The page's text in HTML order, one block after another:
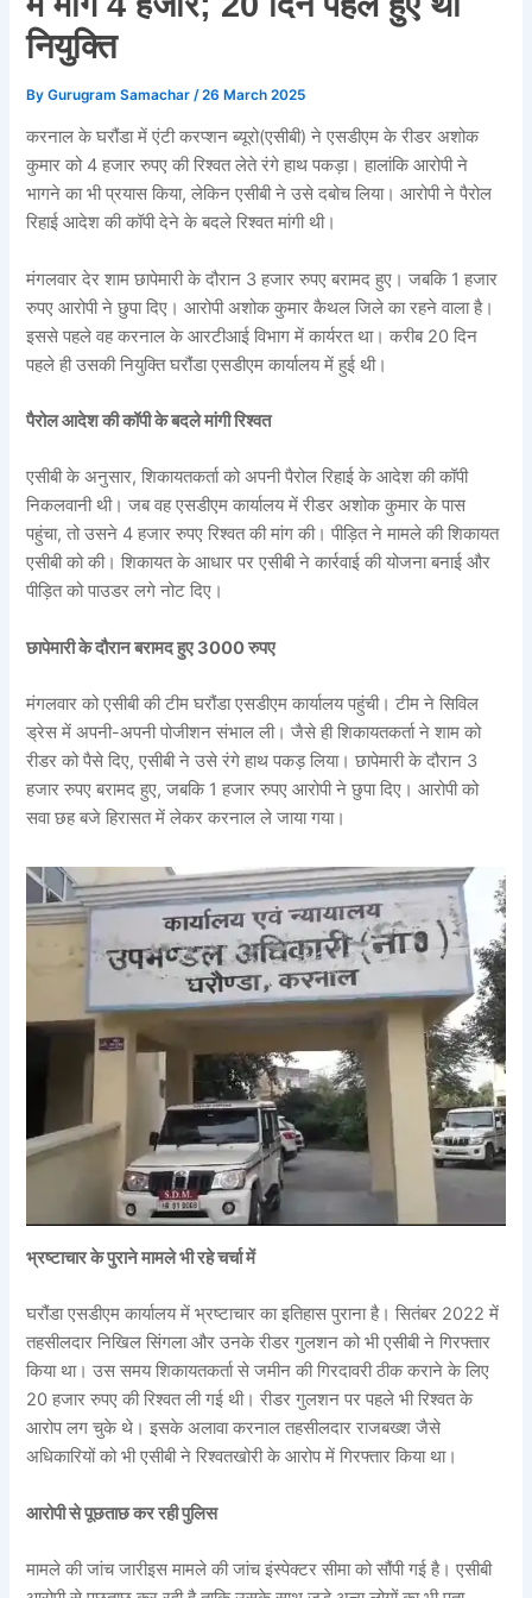
नियुक्ति
ByGurugram Samachar /26 March 2025
करनाल के घरौंडा में एंटी करप्शन ब्यूरो(एसीबी) ने एसडीएम के रीडर अशोक
कुमार को 4 हजार रुपए की रिश्वत लेते रंगे हाथ पकड़ा। हालांकि आरोपी ने
भागने का भी प्रयास किया, लेकिन एसीबी ने उसे दबोच लिया। आरोपी ने पैरोल
रिहाई आदेश की कॉपी देने के बदले रिश्वत मांगी थी।
मंगलवार देर शाम छापेमारी के दौरान 3 हजार रुपए बरामद हुए। जबकि 1 हजार
रुपए आरोपी ने छुपा दिए। आरोपी अशोक कुमार कैथल जिले का रहने वाला है।
इससे पहले वह करनाल के आरटीआई विभाग में कार्यरत था। करीब 20 दिन
पहले ही उसकी नियुक्ति घरौंडा एसडीएम कार्यालय में हुई थी।
पैरोल आदेश की कॉपी के बदले मांगी रिश्वत
एसीबी के अनुसार, शिकायतकर्ता को अपनी पैरोल रिहाई के आदेश की कॉपी
निकलवानी थी। जब वह एसडीएम कार्यालय में रीडर अशोक कुमार के पास
पहुंचा, तो उसने 4 हजार रुपए रिश्वत की मांग की। पीड़ित ने मामले की शिकायत
एसीबी को की। शिकायत के आधार पर एसीबी ने कार्रवाई की योजना बनाई और
पीड़ित को पाउडर लगे नोट दिए।
छापेमारी के दौरान बरामद हुए 3000 रुपए
मंगलवार को एसीबी की टीम घरौंडा एसडीएम कार्यालय पहुंची। टीम ने सिविल
ड्रेस में अपनी-अपनी पोजीशन संभाल ली। जैसे ही शिकायतकर्ता ने शाम को
रीडर को पैसे दिए, एसीबी ने उसे रंगे हाथ पकड़ लिया। छापेमारी के दौरान 3
हजार रुपए बरामद हुए, जबकि 1 हजार रुपए आरोपी ने छुपा दिए। आरोपी को
सवा छह बजे हिरासत में लेकर करनाल ले जाया गया।
भ्रष्टाचार के पुराने मामले भी रहे चर्चा में
घरौंडा एसडीएम कार्यालय में भ्रष्टाचार का इतिहास पुराना है। सितंबर 2022 में
तहसीलदार निखिल सिंगला और उनके रीडर गुलशन को भी एसीबी ने गिरफ्तार
किया था। उस समय शिकायतकर्ता से जमीन की गिरदावरी ठीक कराने के लिए
20 हजार रुपए की रिश्वत ली गई थी। रीडर गुलशन पर पहले भी रिश्वत के
आरोप लग चुके थे। इसके अलावा करनाल तहसीलदार राजबख्श जैसे
अधिकारियों को भी एसीबी ने रिश्वतखोरी के आरोप में गिरफ्तार किया था।
आरोपी से पूछताछ कर रही पुलिस
मामले की जांच जारीइस मामले की जांच इंस्पेक्टर सीमा को सौंपी गई है। एसीबी